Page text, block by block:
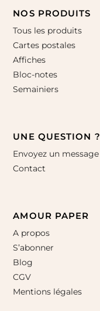
NOS PRODUITS
Tous les produits
Cartes postales
Affiches
Bloc-notes
Semainiers
UNE QUESTION ?
Envoyez un message
Contact
AMOUR PAPER
A propos
S’abonner
Blog
CGV
Mentions légales